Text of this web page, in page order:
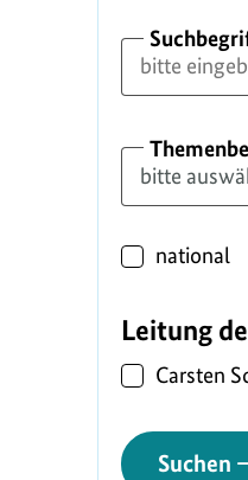
Standort
national
Leitung
Carsten
Suchen